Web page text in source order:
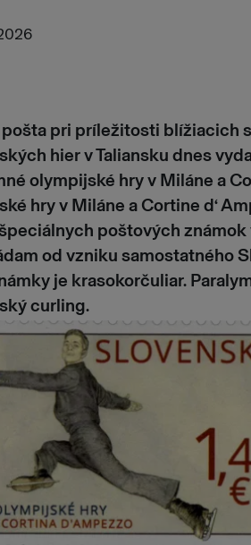
pri príležitosti blížiacich
hier v Taliansku dnes
olympijské hry v Miláne a
hry v Miláne a Cortine d‘
poštových
od vzniku samostatného
je krasokorčuliar.
curling.